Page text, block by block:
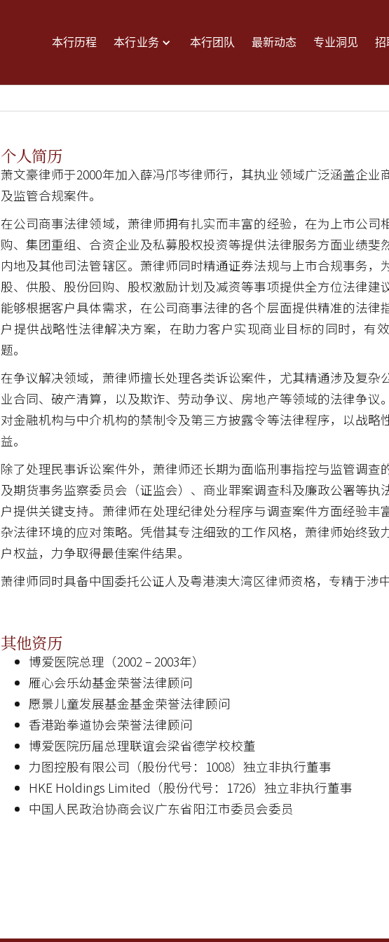
本行历程 本行业务 本行团队 最新动态 专业洞见 招
个人简历
萧文豪律师于2000年加入薛冯邝岑律师行，其执业领域广泛涵盖企业
及监管合规案件。
在公司商事法律领域，萧律师拥有扎实而丰富的经验，在为上市公司
购、集团重组、合资企业及私募股权投资等提供法律服务方面业绩斐
内地及其他司法管辖区。萧律师同时精通证券法规与上市合规事务，
股、供股、股份回购、股权激励计划及减资等事项提供全方位法律建
能够根据客户具体需求，在公司商事法律的各个层面提供精准的法律
户提供战略性法律解决方案，在助力客户实现商业目标的同时，有
题。
在争议解决领域，萧律师擅长处理各类诉讼案件，尤其精通涉及复杂
业合同、破产清算，以及欺诈、劳动争议、房地产等领域的法律争议
对金融机构与中介机构的禁制令及第三方披露令等法律程序，以战略
益。
除了处理民事诉讼案件外，萧律师还长期为面临刑事指控与监管调查
及期货事务监察委员会（证监会）、商业罪案调查科及廉政公署等执
户提供关键支持。萧律师在处理纪律处分程序与调查案件方面经验丰
杂法律环境的应对策略。凭借其专注细致的工作风格，萧律师始终致
户权益，力争取得最佳案件结果。
萧律师同时具备中国委托公证人及粤港澳大湾区律师资格，专精于涉
其他资历
博爱医院总理（2002 – 2003年）
雁心会乐幼基金荣誉法律顾问
愿景儿童发展基金基金荣誉法律顾问
香港跆拳道协会荣誉法律顾问
博爱医院历届总理联谊会梁省德学校校董
力图控股有限公司（股份代号：1008）独立非执行董事
HKE Holdings Limited（股份代号：1726）独立非执行董事
中国人民政治协商会议广东省阳江市委员会委员